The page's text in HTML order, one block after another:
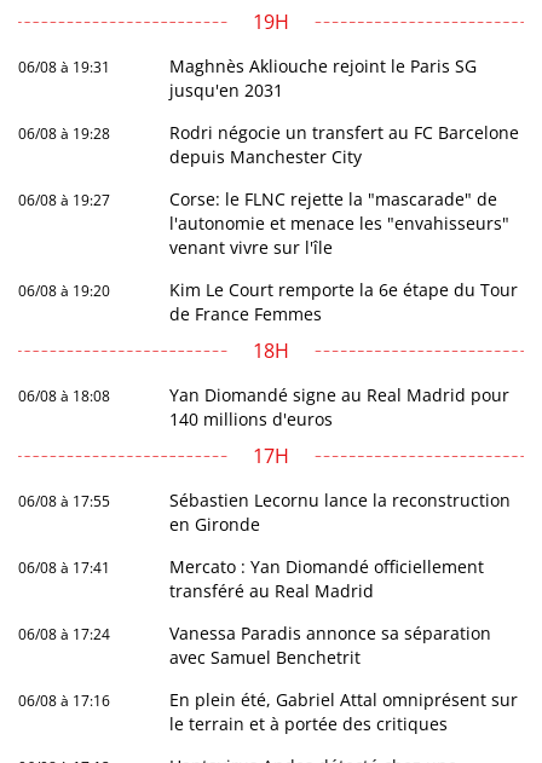
19H
06/08 à 19:31
Maghnès Akliouche rejoint le Paris SG
jusqu'en 2031
06/08 à 19:28
Rodri négocie un transfert au FC Barcelone
depuis Manchester City
06/08 à 19:27
Corse: le FLNC rejette la "mascarade" de
l'autonomie et menace les "envahisseurs"
venant vivre sur l'île
06/08 à 19:20
Kim Le Court remporte la 6e étape du Tour
de France Femmes
18H
06/08 à 18:08
Yan Diomandé signe au Real Madrid pour
140 millions d'euros
17H
06/08 à 17:55
Sébastien Lecornu lance la reconstruction
en Gironde
06/08 à 17:41
Mercato : Yan Diomandé officiellement
transféré au Real Madrid
06/08 à 17:24
Vanessa Paradis annonce sa séparation
avec Samuel Benchetrit
06/08 à 17:16
En plein été, Gabriel Attal omniprésent sur
le terrain et à portée des critiques